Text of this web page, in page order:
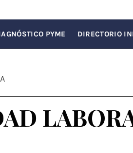
La fuerza de la industria
PYME DIRECTORIO